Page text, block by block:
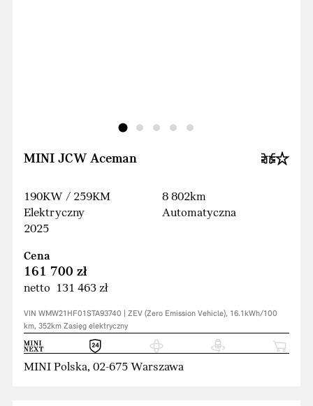
MINI JCW Aceman
190KW / 259KM
Elektryczny
2025
8 802km
Automatyczna
Cena
161 700 zł
netto 131 463 zł
VIN WMW21HF01STA93740 | ZEV (Zero Emission Vehicle), 16.1kWh/100
km, 352km Zasięg elektryczny
MINI Polska, 02-675 Warszawa